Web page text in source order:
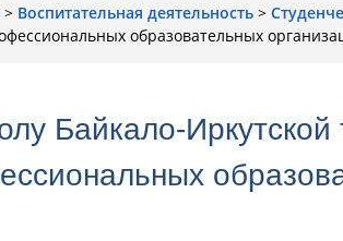
> Воспитательная деятельность >
образовательных
Байкало-